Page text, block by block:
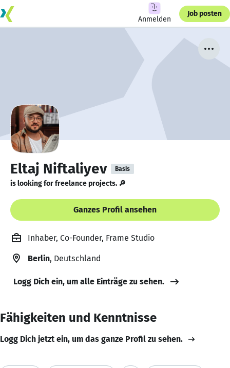
Anmelden
Job posten
Eltaj Niftaliyev Basis
is looking for freelance projects. 🔎
Ganzes Profil ansehen
Inhaber, Co-Founder, Frame Studio
Berlin, Deutschland
Logg Dich ein, um alle Einträge zu sehen.
Fähigkeiten und Kenntnisse
Logg Dich jetzt ein, um das ganze Profil zu sehen.